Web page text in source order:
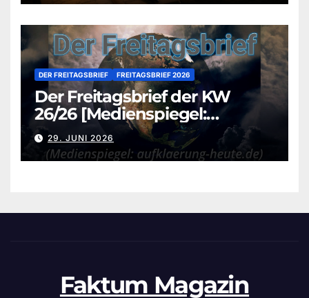
DER FREITAGSBRIEF FREITAGSBRIEF 2026
Der Freitagsbrief der KW
26/26 [Medienspiegel:
aufklaerung-heute.de]
29. JUNI 2026
Faktum Magazin